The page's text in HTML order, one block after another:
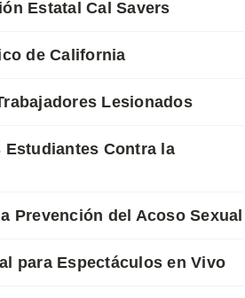
Estatal Cal Savers
de California
Lesionados
Estudiantes Contra la
Prevención del Acoso Sexual
para Espectáculos en Vivo